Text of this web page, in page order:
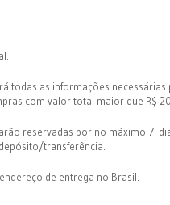
todas as informações necessárias
com valor total maior que R$
reservadas por no máximo 7
transferência.
de entrega no Brasil.